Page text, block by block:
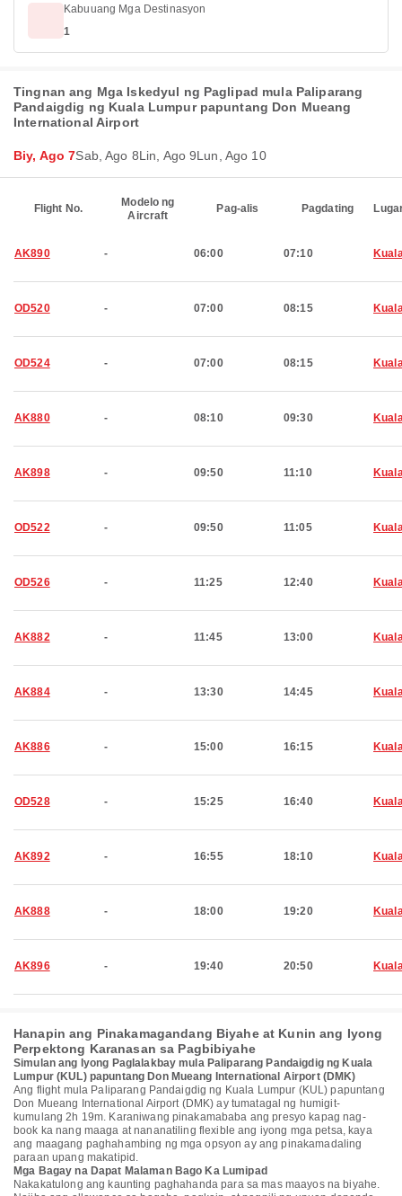
Kabuuang Mga Destinasyon
1
Tingnan ang Mga Iskedyul ng Paglipad mula Paliparang
Pandaigdig ng Kuala Lumpur papuntang Don Mueang
International Airport
Biy, Ago 7Sab, Ago 8Lin, Ago 9Lun, Ago 10
Flight No.
Modelo ng
Aircraft
Pag-alis Pagdating
AK890 - 06:00 07:10
OD520 - 07:00 08:15
OD524 - 07:00 08:15
AK880 - 08:10 09:30
AK898 - 09:50 11:10
OD522 - 09:50 11:05
OD526 - 11:25 12:40
AK882 - 11:45 13:00
AK884 - 13:30 14:45
AK886 - 15:00 16:15
OD528 - 15:25 16:40
AK892 - 16:55 18:10
AK888 - 18:00 19:20
AK896 - 19:40 20:50
Hanapin ang Pinakamagandang Biyahe at Kunin ang Iyong
Perpektong Karanasan sa Pagbibiyahe
Simulan ang Iyong Paglalakbay mula Paliparang Pandaigdig ng Kuala
Lumpur (KUL) papuntang Don Mueang International Airport (DMK)
Ang flight mula Paliparang Pandaigdig ng Kuala Lumpur (KUL) papuntang
Don Mueang International Airport (DMK) ay tumatagal ng humigit-
kumulang 2h 19m. Karaniwang pinakamababa ang presyo kapag nag-
book ka nang maaga at nananatiling flexible ang iyong mga petsa, kaya
ang maagang paghahambing ng mga opsyon ay ang pinakamadaling
paraan upang makatipid.
Mga Bagay na Dapat Malaman Bago Ka Lumipad
Nakakatulong ang kaunting paghahanda para sa mas maayos na biyahe.